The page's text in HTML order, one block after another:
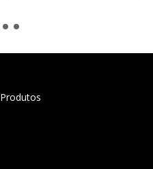
Produtos